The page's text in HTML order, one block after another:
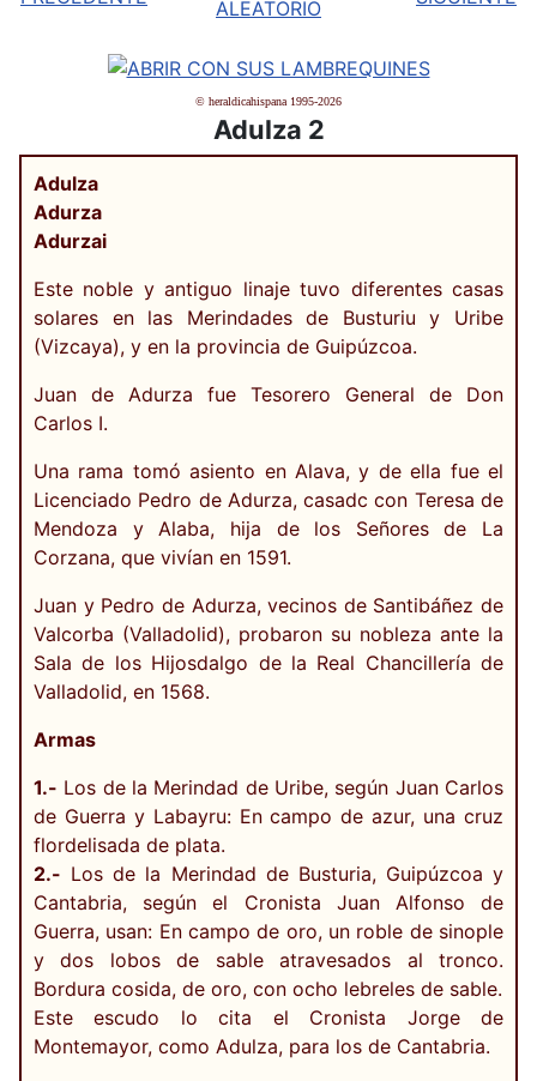
© heraldicahispana 1995-2026
Adulza 2
Adulza
Adurza
Adurzai
Este noble y antiguo linaje tuvo diferentes casas
solares en las Merindades de Busturiu y Uribe
(Vizcaya), y en la provincia de Guipúzcoa.
Juan de Adurza fue Tesorero General de Don
Carlos I.
Una rama tomó asiento en Alava, y de ella fue el
Licenciado Pedro de Adurza, casadc con Teresa de
Mendoza y Alaba, hija de los Señores de La
Corzana, que vivían en 1591.
Juan y Pedro de Adurza, vecinos de Santibáñez de
Valcorba (Valladolid), probaron su nobleza ante la
Sala de los Hijosdalgo de la Real Chancillería de
Valladolid, en 1568.
Armas
1.- Los de la Merindad de Uribe, según Juan Carlos
de Guerra y Labayru: En campo de azur, una cruz
flordelisada de plata.
2.- Los de la Merindad de Busturia, Guipúzcoa y
Cantabria, según el Cronista Juan Alfonso de
Guerra, usan: En campo de oro, un roble de sinople
y dos lobos de sable atravesados al tronco.
Bordura cosida, de oro, con ocho lebreles de sable.
Este escudo lo cita el Cronista Jorge de
Montemayor, como Adulza, para los de Cantabria.